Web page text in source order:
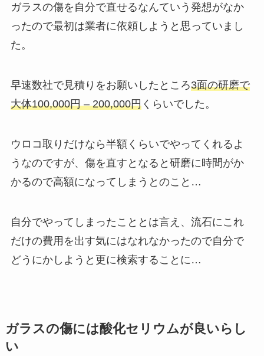
ガラスの傷を自分で直せるなんていう発想がなか
ったので最初は業者に依頼しようと思っていまし
た。
早速数社で見積りをお願いしたところ3面の研磨で
大体100,000円 – 200,000円くらいでした。
ウロコ取りだけなら半額くらいでやってくれるよ
うなのですが、傷を直すとなると研磨に時間がか
かるので高額になってしまうとのこと…
自分でやってしまったこととは言え、流石にこれ
だけの費用を出す気にはなれなかったので自分で
どうにかしようと更に検索することに…
ガラスの傷には酸化セリウムが良いらし
い